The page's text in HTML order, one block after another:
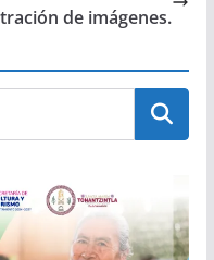
de imágenes.